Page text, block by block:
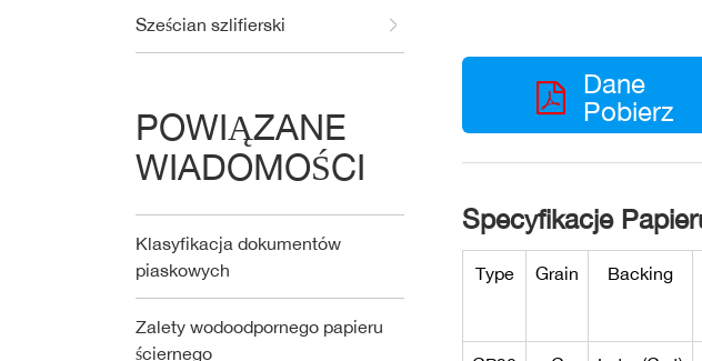
Sześcian szlifierski
POWIĄZANE
WIADOMOŚCI
Klasyfikacja dokumentów
piaskowych
Zalety wodoodpornego papieru
ściernego
Dane
Pobierz
Specyfikacje
Type Grain Backing